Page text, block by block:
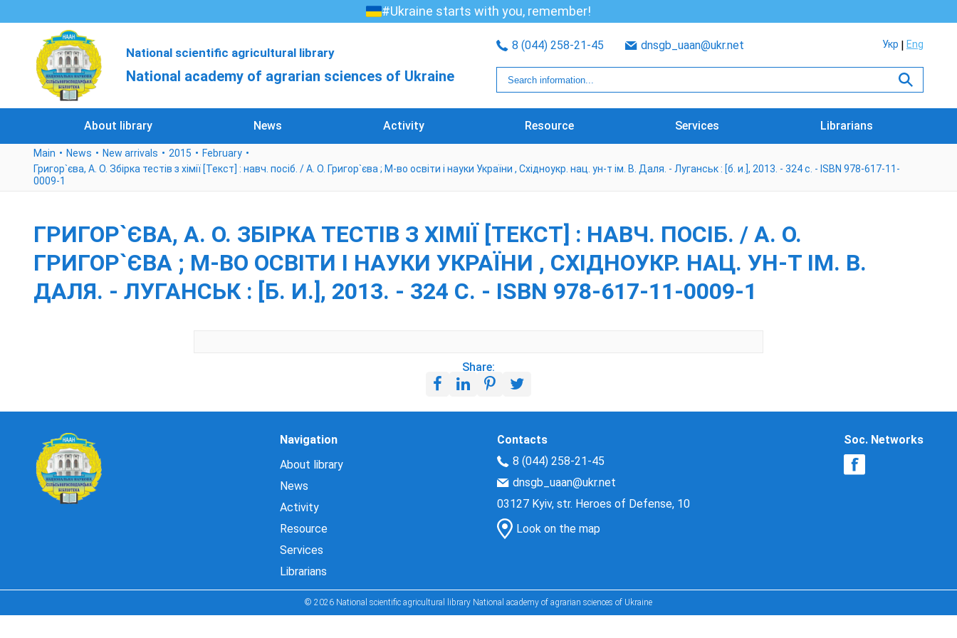
#Ukraine starts with you, remember!
National scientific agricultural library
National academy of agrarian sciences of Ukraine
8 (044) 258-21-45 dnsgb_uaan@ukr.net Укр Eng
About library News Activity Resource Services Librarians
Main News New arrivals 2015
February
Григор`єва, А. О. Збірка тестів з хімії [Текст] : навч. посіб. / А. О. Григор`єва ; М-во освіти і науки України , Східноукр. нац. ун-т ім. В. Даля. - Луганськ : [б. и.], 2013. - 324 с. - ISBN 978-617-11-
0009-1
ГРИГОР`ЄВА, А. О. ЗБІРКА ТЕСТІВ З ХІМІЇ [ТЕКСТ] : НАВЧ. ПОСІБ. / А. О.
ГРИГОР`ЄВА ; М-ВО ОСВІТИ І НАУКИ УКРАЇНИ , СХІДНОУКР. НАЦ. УН-Т ІМ. В.
ДАЛЯ. - ЛУГАНСЬК : [Б. И.], 2013. - 324 С. - ISBN 978-617-11-0009-1
Share:
Navigation
About library
News
Activity
Resource
Services
Librarians
Contacts
8 (044) 258-21-45
dnsgb_uaan@ukr.net
03127 Kyiv, str. Heroes of Defense, 10
Look on the map
Soc. Networks
© 2026 National scientific agricultural library National academy of agrarian sciences of Ukraine